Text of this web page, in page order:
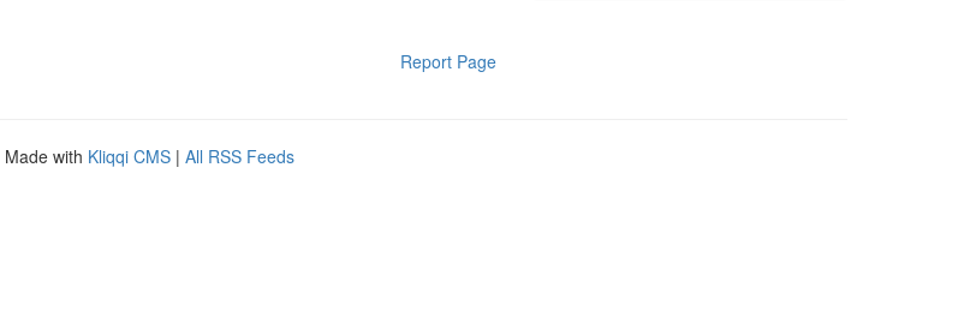
Report Page
Made with Kliqqi CMS | All RSS Feeds